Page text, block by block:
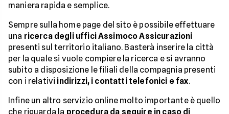
maniera rapida e semplice.
Sempre sulla home page del sito è possibile effettuare
una ricerca degli uffici Assimoco Assicurazioni
presenti sul territorio italiano. Basterà inserire la città
per la quale si vuole compiere la ricerca e si avranno
subito a disposizione le filiali della compagnia presenti
con i relativi indirizzi, i contatti telefonici e fax.
Infine un altro servizio online molto importante è quello
che riguarda la procedura da seguire in caso di